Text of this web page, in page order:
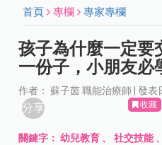
首頁 專欄 專家專欄
孩子為什麼一定要
一份子，小朋友必
作者： 蘇子茵 職能治療師 | 發
分享 收藏
關鍵字：幼兒教育 、社交技能